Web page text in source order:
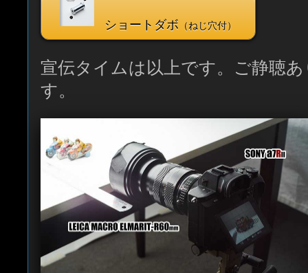
ショートダボ （ねじ穴付）
宣伝タイムは以上です。ご静聴
す。